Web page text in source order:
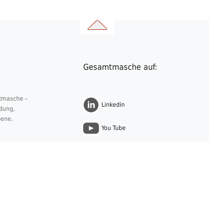
–
Gesamtmasche auf:
Linkedin
You Tube